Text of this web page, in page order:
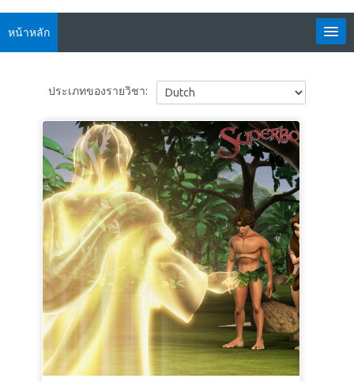
หน้าหลัก
ค้นหา
รายวิชา
ประเภทของรายวิชา: